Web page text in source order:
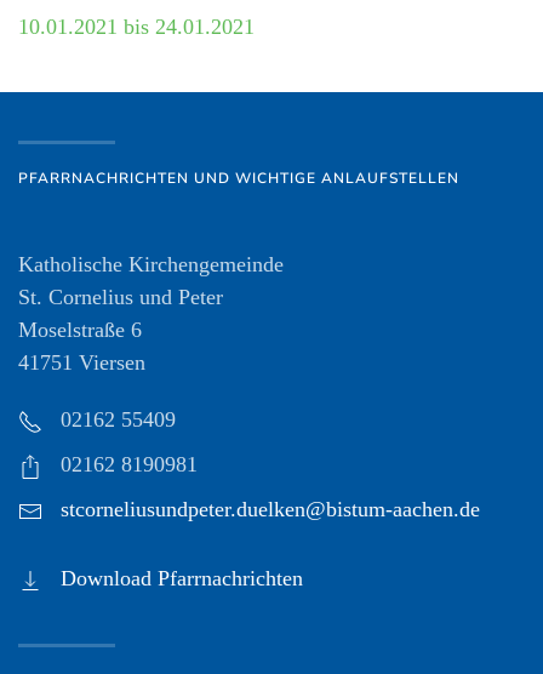
10.01.2021 bis 24.01.2021
PFARRNACHRICHTEN UND WICHTIGE ANLAUFSTELLEN
Katholische Kirchengemeinde
St. Cornelius und Peter
Moselstraße 6
41751 Viersen
02162 55409
02162 8190981
stcorneliusundpeter.duelken@bistum-aachen.de
Download Pfarrnachrichten